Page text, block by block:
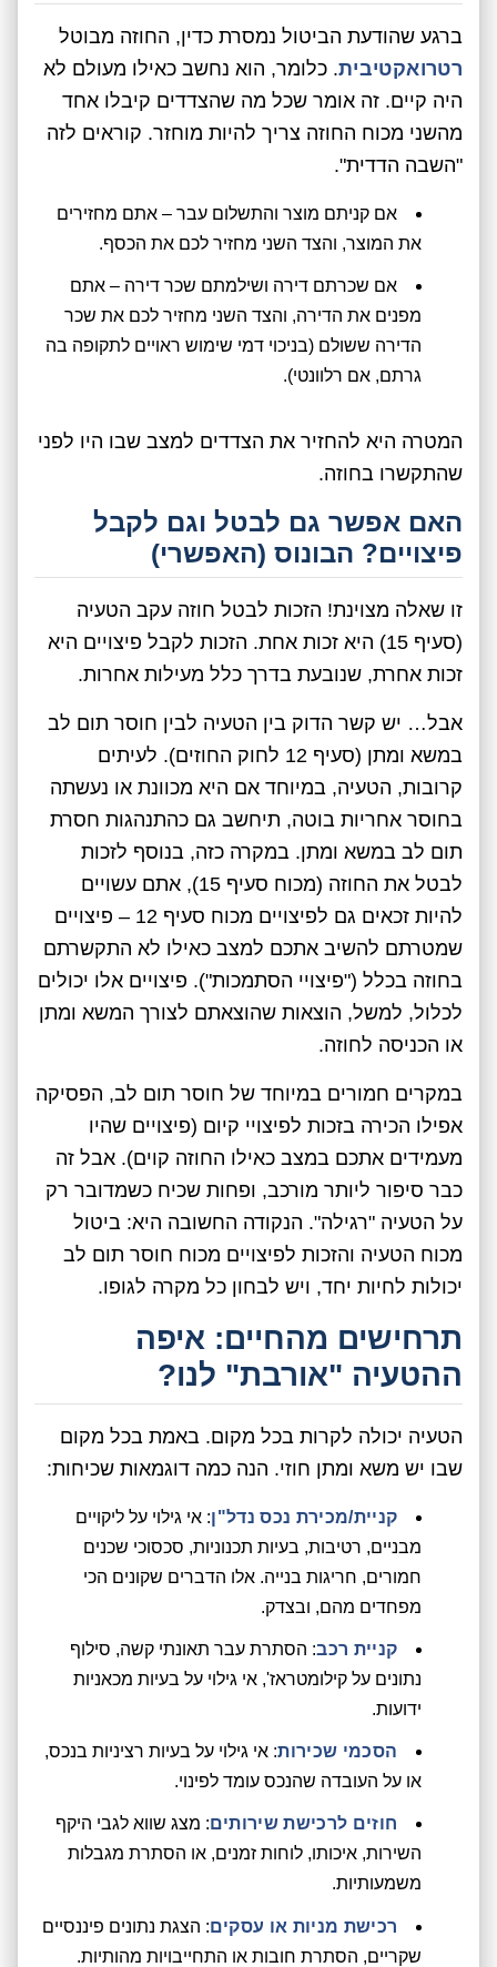
ברגע שהודעת הביטול נמסרת כדין, החוזה מבוטל
רטרואקטיבית. כלומר, הוא נחשב כאילו מעולם לא
היה קיים. זה אומר שכל מה שהצדדים קיבלו אחד
מהשני מכוח החוזה צריך להיות מוחזר. קוראים לזה
"השבה הדדית".
אם קניתם מוצר והתשלום עבר – אתם מחזירים
את המוצר, והצד השני מחזיר לכם את הכסף.
אם שכרתם דירה ושילמתם שכר דירה – אתם
מפנים את הדירה, והצד השני מחזיר לכם את שכר
הדירה ששולם (בניכוי דמי שימוש ראויים לתקופה בה
גרתם, אם רלוונטי).
המטרה היא להחזיר את הצדדים למצב שבו היו לפני
שהתקשרו בחוזה.
האם אפשר גם לבטל וגם לקבל
פיצויים? הבונוס (האפשרי)
זו שאלה מצוינת! הזכות לבטל חוזה עקב הטעיה
(סעיף 15) היא זכות אחת. הזכות לקבל פיצויים היא
זכות אחרת, שנובעת בדרך כלל מעילות אחרות.
אבל… יש קשר הדוק בין הטעיה לבין חוסר תום לב
במשא ומתן (סעיף 12 לחוק החוזים). לעיתים
קרובות, הטעיה, במיוחד אם היא מכוונת או נעשתה
בחוסר אחריות בוטה, תיחשב גם כהתנהגות חסרת
תום לב במשא ומתן. במקרה כזה, בנוסף לזכות
לבטל את החוזה (מכוח סעיף 15), אתם עשויים
להיות זכאים גם לפיצויים מכוח סעיף 12 – פיצויים
שמטרתם להשיב אתכם למצב כאילו לא התקשרתם
בחוזה בכלל ("פיצויי הסתמכות"). פיצויים אלו יכולים
לכלול, למשל, הוצאות שהוצאתם לצורך המשא ומתן
או הכניסה לחוזה.
במקרים חמורים במיוחד של חוסר תום לב, הפסיקה
אפילו הכירה בזכות לפיצויי קיום (פיצויים שהיו
מעמידים אתכם במצב כאילו החוזה קוים). אבל זה
כבר סיפור ליותר מורכב, ופחות שכיח כשמדובר רק
על הטעיה "רגילה". הנקודה החשובה היא: ביטול
מכוח הטעיה והזכות לפיצויים מכוח חוסר תום לב
יכולות לחיות יחד, ויש לבחון כל מקרה לגופו.
תרחישים מהחיים: איפה
ההטעיה "אורבת" לנו?
הטעיה יכולה לקרות בכל מקום. באמת בכל מקום
שבו יש משא ומתן חוזי. הנה כמה דוגמאות שכיחות:
קניית/מכירת נכס נדל"ן: אי גילוי על ליקויים
מבניים, רטיבות, בעיות תכנוניות, סכסוכי שכנים
חמורים, חריגות בנייה. אלו הדברים שקונים הכי
מפחדים מהם, ובצדק.
קניית רכב: הסתרת עבר תאונתי קשה, סילוף
נתונים על קילומטראז', אי גילוי על בעיות מכאניות
ידועות.
הסכמי שכירות: אי גילוי על בעיות רציניות בנכס,
או על העובדה שהנכס עומד לפינוי.
חוזים לרכישת שירותים: מצג שווא לגבי היקף
השירות, איכותו, לוחות זמנים, או הסתרת מגבלות
משמעותיות.
רכישת מניות או עסקים: הצגת נתונים פיננסיים
שקריים, הסתרת חובות או התחייבויות מהותיות.